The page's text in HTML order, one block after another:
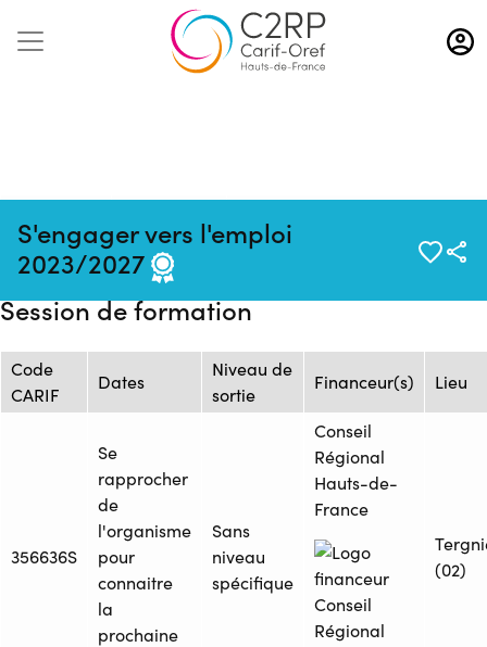
Aller
au
contenu
S'engager vers l'emploi
2023/2027
14/04/2025
Formation :
2025942446
Développement Formation -
Session de formation
Code
CARIF
Dates
Niveau de
sortie
Financeur(s) Lieu
356636S
Se
rapprocher
de
l'organisme
pour
connaitre
la
prochaine
Sans
niveau
spécifique
Conseil
Régional
Hauts-de-
France
(02)